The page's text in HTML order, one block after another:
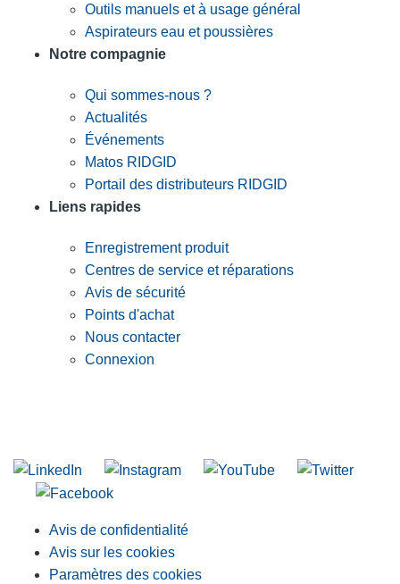
Outils manuels et à usage général
Aspirateurs eau et poussières
Notre compagnie
Qui sommes-nous ?
Actualités
Événements
Matos RIDGID
Portail des distributeurs RIDGID
Liens rapides
Enregistrement produit
Centres de service et réparations
Avis de sécurité
Points d'achat
Nous contacter
Connexion
Avis de confidentialité
Avis sur les cookies
Paramètres des cookies